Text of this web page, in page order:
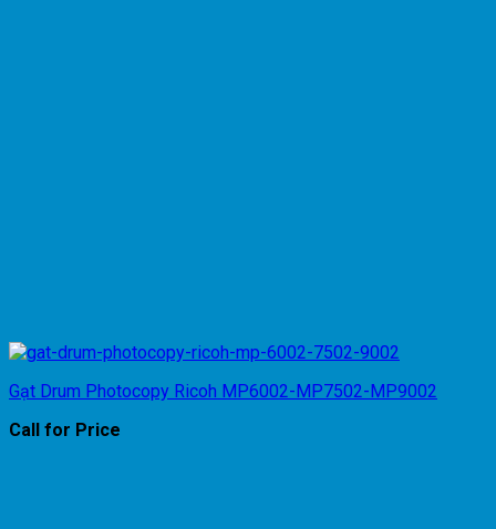
Gạt Drum Photocopy Ricoh MP6002-MP7502-MP9002
Call for Price